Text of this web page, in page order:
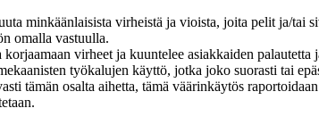
minkäänlaisista virheistä ja vioista, joita pelit ja/tai
omalla vastuulla.
virheet ja kuuntelee asiakkaiden palautetta
työkalujen käyttö, jotka joko suorasti tai
tämän osalta aihetta, tämä väärinkäytös